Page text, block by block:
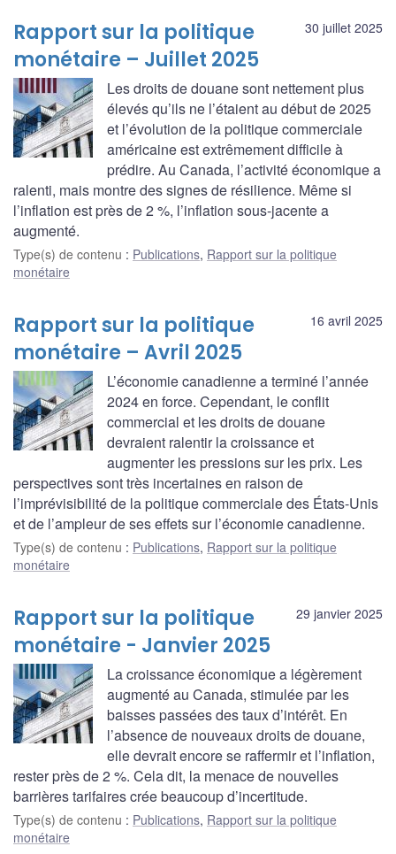
30 juillet 2025
Rapport sur la politique
monétaire – Juillet 2025
Les droits de douane sont nettement plus
élevés qu’ils ne l’étaient au début de 2025
et l’évolution de la politique commerciale
américaine est extrêmement difficile à
prédire. Au Canada, l’activité économique a
ralenti, mais montre des signes de résilience. Même si
l’inflation est près de 2 %, l’inflation sous-jacente a
augmenté.
Type(s) de contenu : Publications, Rapport sur la politique
monétaire
16 avril 2025
Rapport sur la politique
monétaire – Avril 2025
L’économie canadienne a terminé l’année
2024 en force. Cependant, le conflit
commercial et les droits de douane
devraient ralentir la croissance et
augmenter les pressions sur les prix. Les
perspectives sont très incertaines en raison de
l’imprévisibilité de la politique commerciale des États-Unis
et de l’ampleur de ses effets sur l’économie canadienne.
Type(s) de contenu : Publications, Rapport sur la politique
monétaire
29 janvier 2025
Rapport sur la politique
monétaire - Janvier 2025
La croissance économique a légèrement
augmenté au Canada, stimulée par les
baisses passées des taux d’intérêt. En
l’absence de nouveaux droits de douane,
elle devrait encore se raffermir et l’inflation,
rester près de 2 %. Cela dit, la menace de nouvelles
barrières tarifaires crée beaucoup d’incertitude.
Type(s) de contenu : Publications, Rapport sur la politique
monétaire